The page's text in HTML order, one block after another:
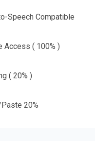
Speech Compatible
Access ( 100% )
( 20% )
20%